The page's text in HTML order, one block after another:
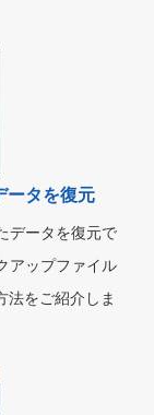
ータを復元
データを復元で
アップファイル
法をご紹介しま